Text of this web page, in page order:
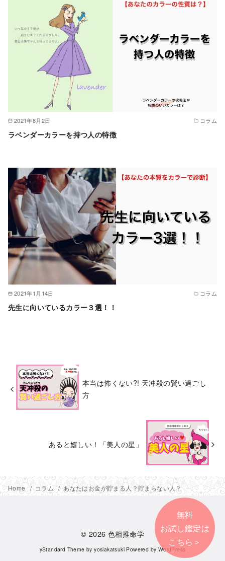
2021年8月2日 コラム
ラベンダーカラーを持つ人の特徴
2021年1月14日 コラム
先生に向いているカラー３選！！
本当は怖くない?! 天冲殺の賢い過ごし
方
あると嬉しい！「美人の星」
Home コラム あなたはお金が貯まる人？貯まらない人？
© 2026 色相推命学
yStandard Theme byyosiakatsuki Powered by WordPress
無料
お試し鑑定は
こちら＞